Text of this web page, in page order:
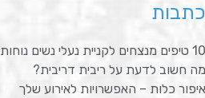
כתבות
10 טיפים מנצחים לקניית נעלי נשים נוחות
מה חשוב לדעת על ריבית דריבית?
איפור כלות – האפשרויות לאירוע שלך